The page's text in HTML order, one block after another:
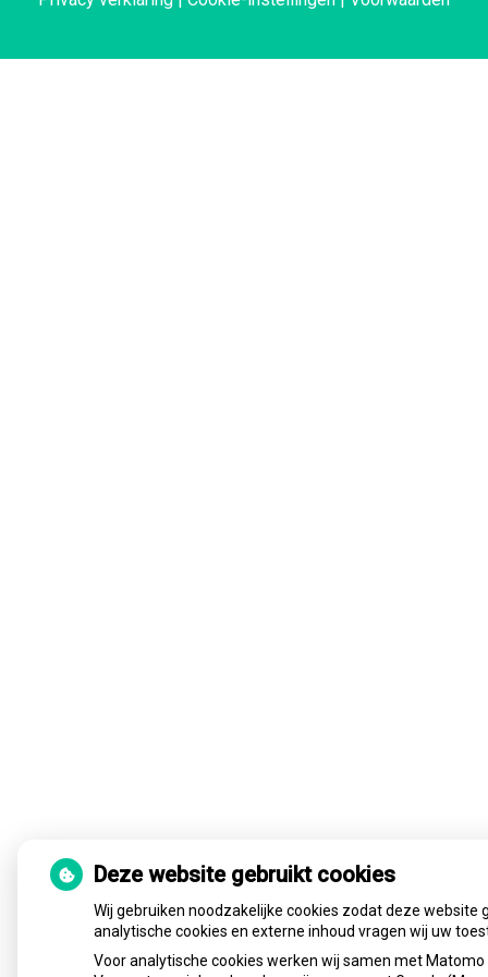
Deze website gebruikt cookies
Wij gebruiken noodzakelijke cookies zodat deze website
analytische cookies en externe inhoud vragen wij uw
Voor analytische cookies werken wij samen met Matomo